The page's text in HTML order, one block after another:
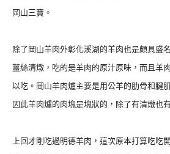
岡山三寶。
除了岡山羊肉外彰化溪湖的羊肉也是頗具盛
薑絲清燉，吃的是羊肉的原汁原味，而且羊
以吃。岡山羊肉爐主要是用公羊的肋骨和腱
因此羊肉爐的肉塊是塊狀的，除了有清燉也
上回才剛吃過明德羊肉，這次原本打算吃吃